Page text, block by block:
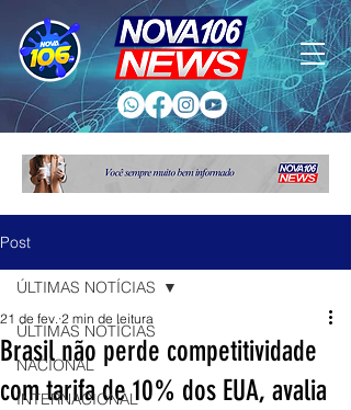
Post
ÚLTIMAS NOTÍCIAS
NACIONAL
INTERNACIONAL
ÚLTIMAS NOTÍCIAS
Brasil não perde competitividade
com tarifa de 10% dos EUA, avalia
21 de fev. 2 min de leitura